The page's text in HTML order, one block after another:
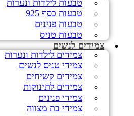
טבעות לילדות ונערות
טבעות כסף 925
טבעות פנינים
טבעות טניס
צמידים לנשים
צמידים לילדות ונערות
צמידי טניס לנשים
צמידים קשיחים
צמידים לתינוקות
צמידי פנינים
צמידי בת מצווה